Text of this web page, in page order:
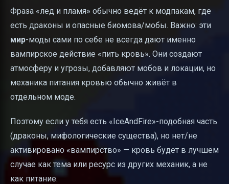
Фраза «лед и пламя» обычно ведёт к модпакам, где
есть драконы и опасные биомова/мобы. Важно: эти
мир-моды сами по себе не всегда дают именно
вампирское действие «пить кровь». Они создают
атмосферу и угрозы, добавляют мобов и локации, но
механика питания кровью обычно живёт в
отдельном моде.
Поэтому если у тебя есть «IceAndFire»-подобная часть
(драконы, мифологические существа), но нет/не
активировано «вампирство» — кровь будет в лучшем
случае как тема или ресурс из других механик, а не
как питание.